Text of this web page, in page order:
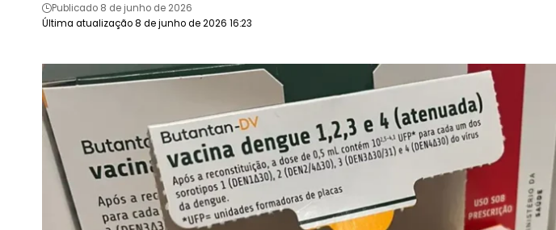
Última atualização 8 de junho de 2026 16:23
Publicado 8 de junho de 2026